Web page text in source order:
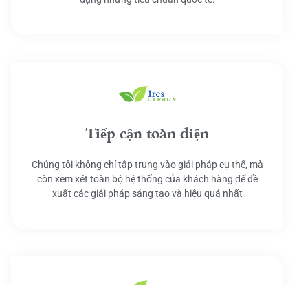
Tiếp cận toàn diện
Chúng tôi không chỉ tập trung vào giải pháp cụ thể, mà
còn xem xét toàn bộ hệ thống của khách hàng để đề
xuất các giải pháp sáng tạo và hiệu quả nhất